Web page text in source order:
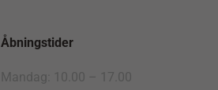
Åbningstider
Mandag: 10.00 – 17.00